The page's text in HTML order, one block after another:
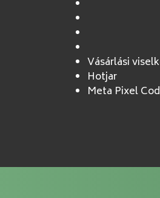
Vásárlási
Hotjar
Meta Pixel